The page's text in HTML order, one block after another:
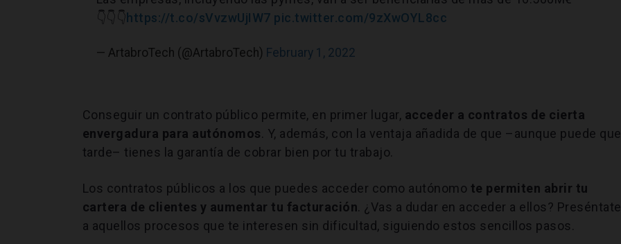
👇👇👇 https://t.co/sVvzwUjIW7 pic.twitter.com/9zXwOYL8cc
— ArtabroTech (@ArtabroTech) February 1, 2022
Conseguir un contrato público permite, en primer lugar, acceder a contratos de cierta
envergadura para autónomos. Y, además, con la ventaja añadida de que –aunque puede que
tarde– tienes la garantía de cobrar bien por tu trabajo.
Los contratos públicos a los que puedes acceder como autónomo te permiten abrir tu
cartera de clientes y aumentar tu facturación. ¿Vas a dudar en acceder a ellos? Preséntate
a aquellos procesos que te interesen sin dificultad, siguiendo estos sencillos pasos.